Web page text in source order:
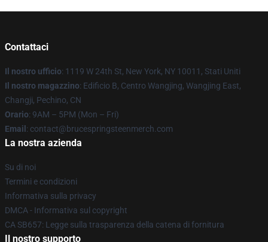
Contattaci
Il nostro ufficio: 1119 W 24th St, New York, NY 10011, Stati Uniti
Il nostro magazzino: Edificio B, Centro Wangjing, Wangjing East,
Changji, Pechino, CN
Orario: 9AM – 5PM (Mon – Fri)
Email : contact@brucespringsteenmerch.com
La nostra azienda
Su di noi
Termini e condizioni
Informativa sulla privacy
DMCA - Informativa sul copyright
CA SB657: Legge sulla trasparenza della catena di fornitura
Il nostro supporto